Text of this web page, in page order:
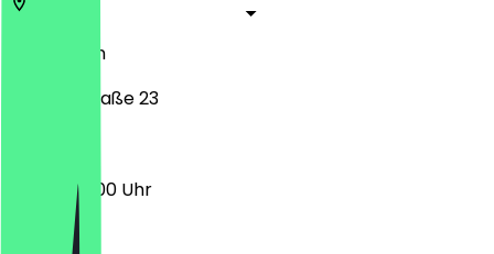
Berlin
Güntzelstraße 23
06:00 - 18:00 Uhr